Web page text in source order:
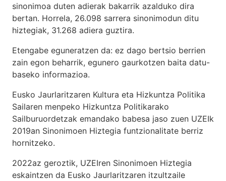
sinonimoa duten adierak bakarrik azalduko dira
bertan. Horrela, 26.098 sarrera sinonimodun ditu
hiztegiak, 31.268 adiera guztira.
Etengabe eguneratzen da: ez dago bertsio berrien
zain egon beharrik, egunero gaurkotzen baita datu-
baseko informazioa.
Eusko Jaurlaritzaren Kultura eta Hizkuntza Politika
Sailaren menpeko Hizkuntza Politikarako
Sailburuordetzak emandako babesa jaso zuen UZEIk
2019an Sinonimoen Hiztegia funtzionalitate berriz
hornitzeko.
2022az geroztik, UZEIren Sinonimoen Hiztegia
eskaintzen da Eusko Jaurlaritzaren itzultzaile